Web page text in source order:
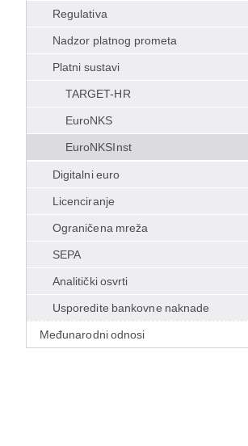
Regulativa
Nadzor platnog prometa
Platni sustavi
TARGET-HR
EuroNKS
EuroNKSInst
Digitalni euro
Licenciranje
Ograničena mreža
SEPA
Analitički osvrti
Usporedite bankovne naknade
Međunarodni odnosi